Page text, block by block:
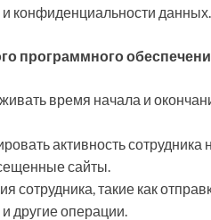
конфиденциальности данных.
программного
время начала и
активность сотрудника
сайты.
сотрудника, такие как
другие операции.